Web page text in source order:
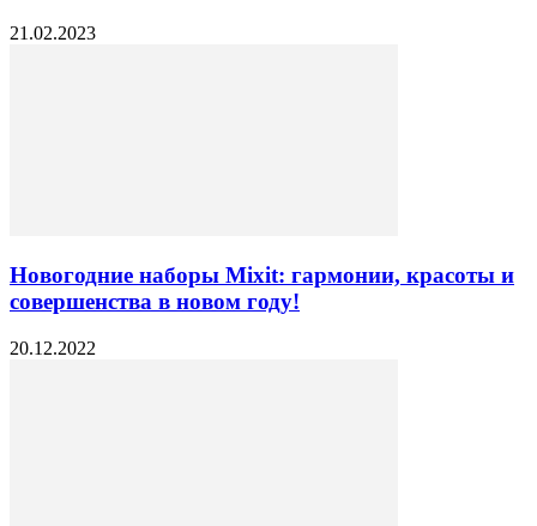
21.02.2023
Новогодние наборы Mixit: гармонии, красоты и
совершенства в новом году!
20.12.2022